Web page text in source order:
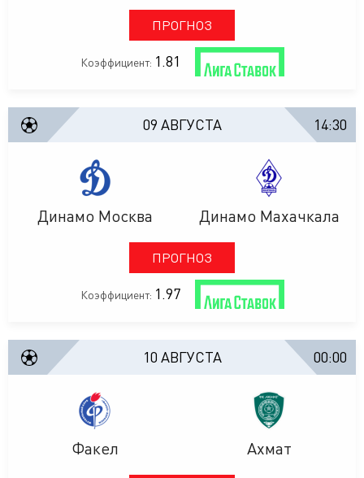
ПРОГНОЗ
Коэффициент: 1.81
09 АВГУСТА 14:30
Динамо Москва
ПРОГНОЗ
Динамо Махачкала
Коэффициент: 1.97
10 АВГУСТА 00:00
Факел Ахмат